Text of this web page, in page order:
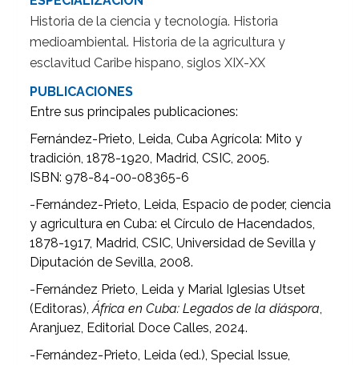
Historia de la ciencia y tecnología. Historia
medioambiental. Historia de la agricultura y
esclavitud Caribe hispano, siglos XIX-XX
PUBLICACIONES
Entre sus principales publicaciones:
Fernández-Prieto, Leida, Cuba Agrícola: Mito y
tradición, 1878-1920, Madrid, CSIC, 2005.
ISBN: 978-84-00-08365-6
-Fernández-Prieto, Leida, Espacio de poder, ciencia
y agricultura en Cuba: el Círculo de Hacendados,
1878-1917, Madrid, CSIC, Universidad de Sevilla y
Diputación de Sevilla, 2008.
-Fernández Prieto, Leida y Marial Iglesias Utset
(Editoras),África en Cuba: Legados de la diáspora
Aranjuez, Editorial Doce Calles, 2024.
-Fernández-Prieto, Leida (ed.), Special Issue,